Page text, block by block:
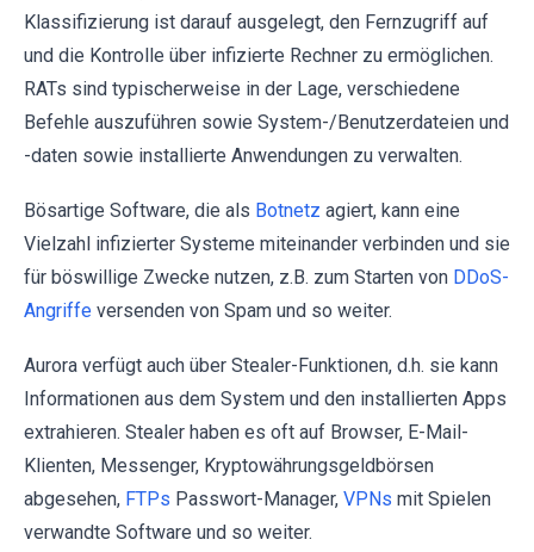
Klassifizierung ist darauf ausgelegt, den Fernzugriff auf
und die Kontrolle über infizierte Rechner zu ermöglichen.
RATs sind typischerweise in der Lage, verschiedene
Befehle auszuführen sowie System-/Benutzerdateien und
-daten sowie installierte Anwendungen zu verwalten.
Bösartige Software, die als Botnetz agiert, kann eine
Vielzahl infizierter Systeme miteinander verbinden und sie
für böswillige Zwecke nutzen, z.B. zum Starten von DDoS-
Angriffe versenden von Spam und so weiter.
Aurora verfügt auch über Stealer-Funktionen, d.h. sie kann
Informationen aus dem System und den installierten Apps
extrahieren. Stealer haben es oft auf Browser, E-Mail-
Klienten, Messenger, Kryptowährungsgeldbörsen
abgesehen, FTPs Passwort-Manager, VPNs mit Spielen
verwandte Software und so weiter.